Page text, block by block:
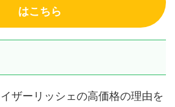
はこちら
ザーリッシェの高価格の理由を